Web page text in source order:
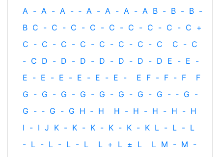
A - A - A - ‐ A - A - A - A B - B - B -
B C - C - C - C - C - C - C - C - C +
C - C - C - C - C - C - C - C C - C
- C D - D - D - D - D - D - D E - E -
E - E - E - E - E - E - E F - F - F
F
G - G - G - G - G - G - G - G - ‐ G -
G - ‐ G - G H ‐ H H - H - H - H - H
I - I J K - K - K - K - K - K L - L - L
- L - L - L - L L + L ± L L M - M -